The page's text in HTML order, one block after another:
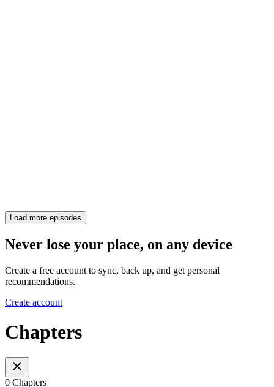
Load more episodes
Never lose your place, on any device
Create a free account to sync, back up, and get personal
recommendations.
Create account
Chapters
0 Chapters